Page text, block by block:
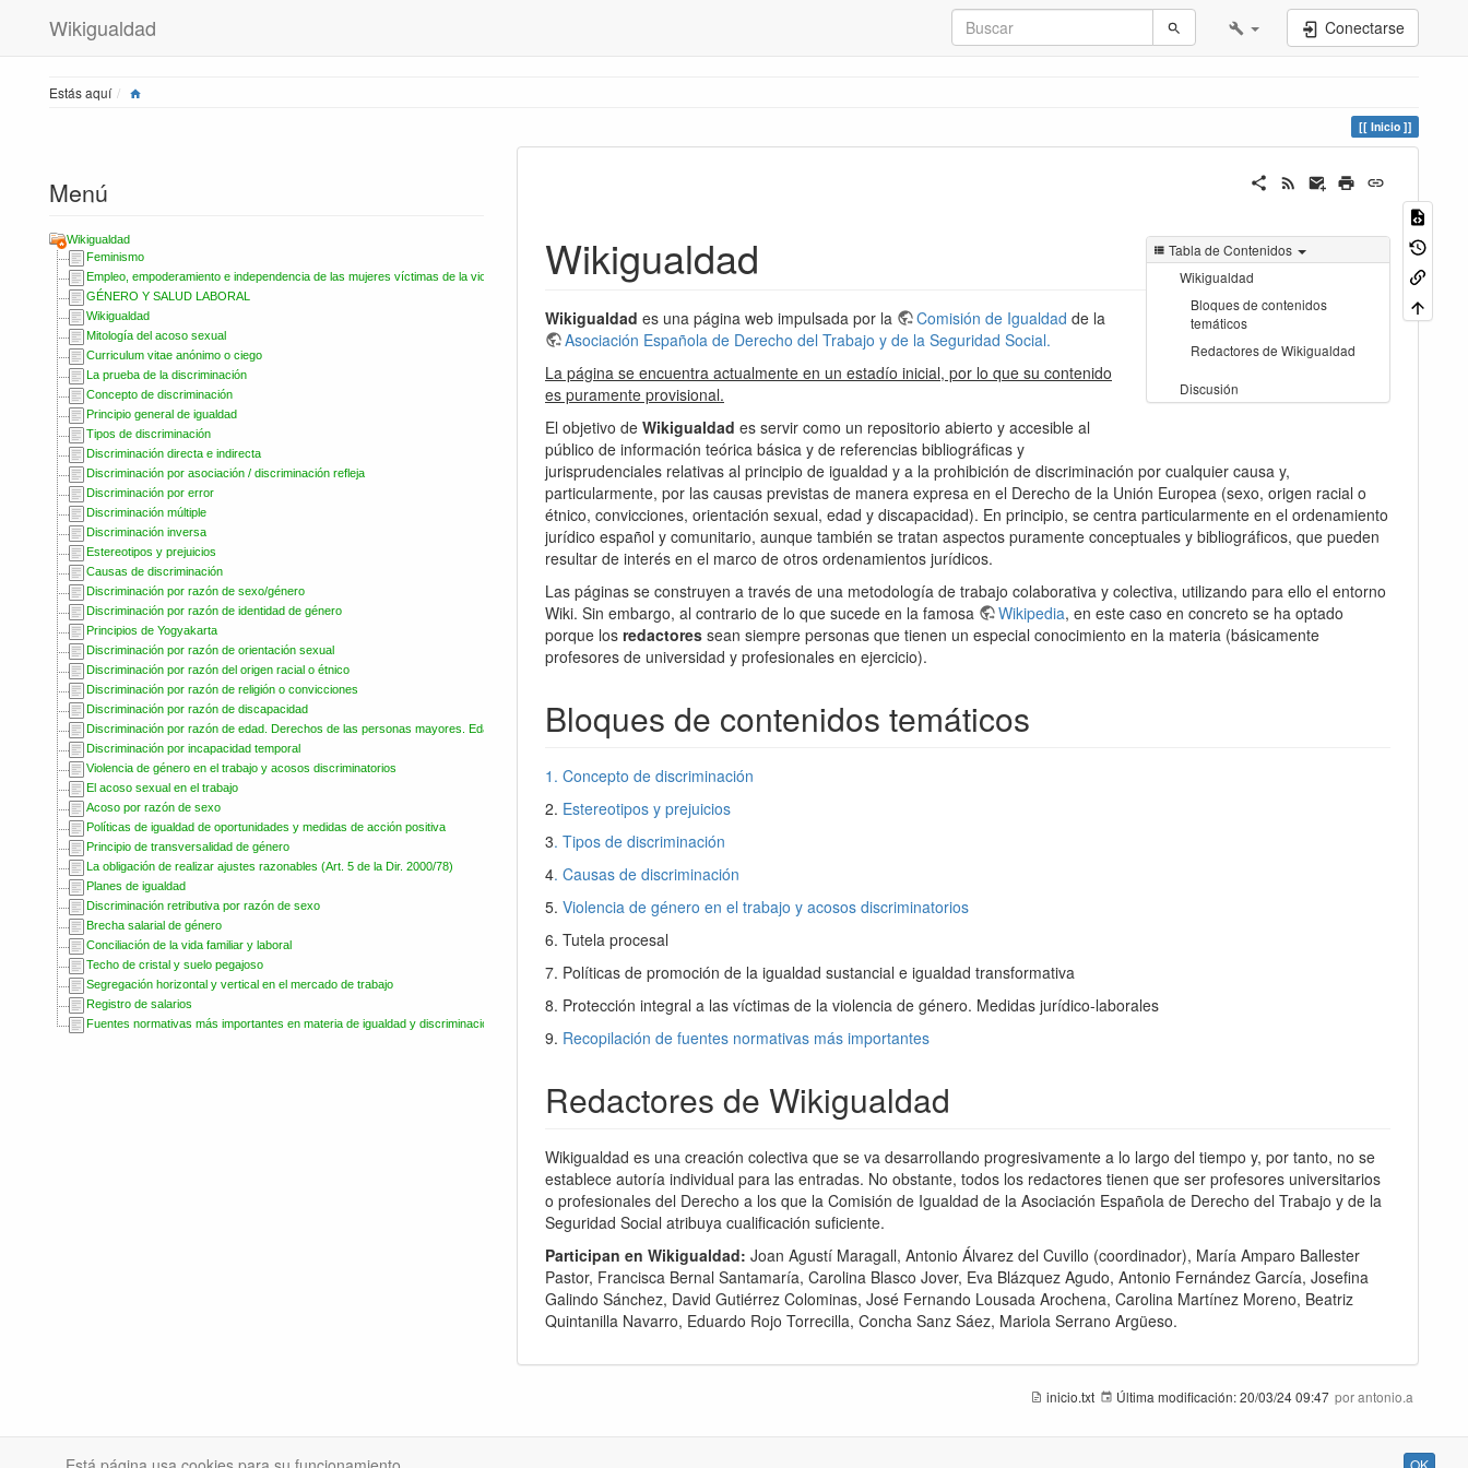
Wikigualdad Conectarse
Estás aquí Home
Inicio
Menú
Wikigualdad
Feminismo
Empleo, empoderamiento e independencia de las mujeres víctimas de la violencia de género
GÉNERO Y SALUD LABORAL
Wikigualdad
Mitología del acoso sexual
Curriculum vitae anónimo o ciego
La prueba de la discriminación
Concepto de discriminación
Principio general de igualdad
Tipos de discriminación
Discriminación directa e indirecta
Discriminación por asociación / discriminación refleja
Discriminación por error
Discriminación múltiple
Discriminación inversa
Estereotipos y prejuicios
Causas de discriminación
Discriminación por razón de sexo/género
Discriminación por razón de identidad de género
Principios de Yogyakarta
Discriminación por razón de orientación sexual
Discriminación por razón del origen racial o étnico
Discriminación por razón de religión o convicciones
Discriminación por razón de discapacidad
Discriminación por razón de edad. Derechos de las personas mayores. Edadismo
Discriminación por incapacidad temporal
Violencia de género en el trabajo y acosos discriminatorios
El acoso sexual en el trabajo
Acoso por razón de sexo
Políticas de igualdad de oportunidades y medidas de acción positiva
Principio de transversalidad de género
La obligación de realizar ajustes razonables (Art. 5 de la Dir. 2000/78)
Planes de igualdad
Discriminación retributiva por razón de sexo
Brecha salarial de género
Conciliación de la vida familiar y laboral
Techo de cristal y suelo pegajoso
Segregación horizontal y vertical en el mercado de trabajo
Registro de salarios
Fuentes normativas más importantes en materia de igualdad y discriminación
Tabla de Contenidos
Wikigualdad
Bloques de contenidos
temáticos
Redactores de Wikigualdad
Discusión
Wikigualdad
Wikigualdad es una página web impulsada por la Comisión de Igualdad de la
Asociación Española de Derecho del Trabajo y de la Seguridad Social.
La página se encuentra actualmente en un estadío inicial, por lo que su contenido
es puramente provisional.
El objetivo de Wikigualdad es servir como un repositorio abierto y accesible al
público de información teórica básica y de referencias bibliográficas y
jurisprudenciales relativas al principio de igualdad y a la prohibición de discriminación por cualquier causa y,
particularmente, por las causas previstas de manera expresa en el Derecho de la Unión Europea (sexo, origen racial o
étnico, convicciones, orientación sexual, edad y discapacidad). En principio, se centra particularmente en el ordenamiento
jurídico español y comunitario, aunque también se tratan aspectos puramente conceptuales y bibliográficos, que pueden
resultar de interés en el marco de otros ordenamientos jurídicos.
Las páginas se construyen a través de una metodología de trabajo colaborativa y colectiva, utilizando para ello el entorno
Wiki. Sin embargo, al contrario de lo que sucede en la famosa
Wikipedia, en este caso en concreto se ha optado
porque los redactores sean siempre personas que tienen un especial conocimiento en la materia (básicamente
profesores de universidad y profesionales en ejercicio).
Bloques de contenidos temáticos
1. Concepto de discriminación
2. Estereotipos y prejuicios
3. Tipos de discriminación
4. Causas de discriminación
5. Violencia de género en el trabajo y acosos discriminatorios
6. Tutela procesal
7. Políticas de promoción de la igualdad sustancial e igualdad transformativa
8. Protección integral a las víctimas de la violencia de género. Medidas jurídico-laborales
9. Recopilación de fuentes normativas más importantes
Redactores de Wikigualdad
Wikigualdad es una creación colectiva que se va desarrollando progresivamente a lo largo del tiempo y, por tanto, no se
establece autoría individual para las entradas. No obstante, todos los redactores tienen que ser profesores universitarios
o profesionales del Derecho a los que la Comisión de Igualdad de la Asociación Española de Derecho del Trabajo y de la
Seguridad Social atribuya cualificación suficiente.
Participan en Wikigualdad: Joan Agustí Maragall, Antonio Álvarez del Cuvillo (coordinador), María Amparo Ballester
Pastor, Francisca Bernal Santamaría, Carolina Blasco Jover, Eva Blázquez Agudo, Antonio Fernández García, Josefina
Galindo Sánchez, David Gutiérrez Colominas, José Fernando Lousada Arochena, Carolina Martínez Moreno, Beatriz
Quintanilla Navarro, Eduardo Rojo Torrecilla, Concha Sanz Sáez, Mariola Serrano Argüeso.
inicio.txt Última modificación:20/03/24 09:47 porantonio.a
OK